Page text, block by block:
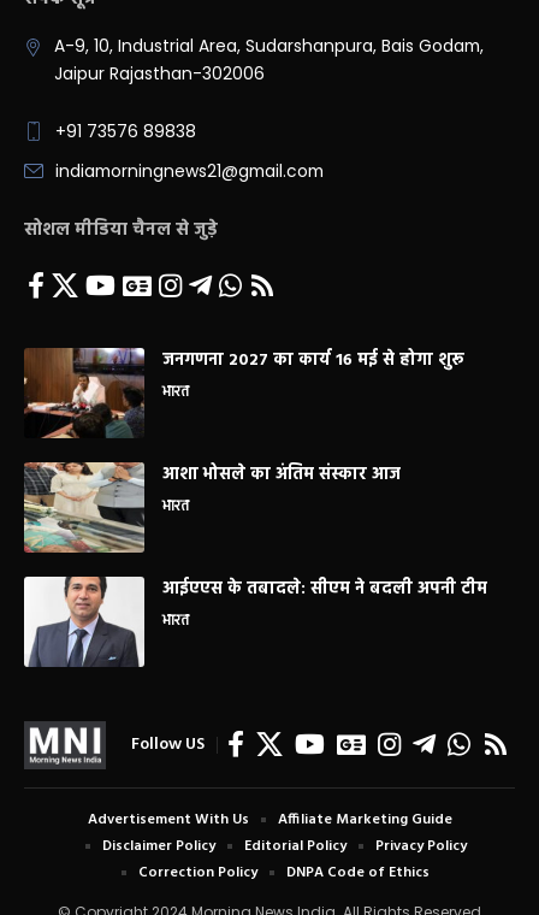
A-9, 10, Industrial Area, Sudarshanpura, Bais Godam,
Jaipur Rajasthan-302006
+91 73576 89838
indiamorningnews21@gmail.com
सोशल मीडिया चैनल से जुड़े
जनगणना 2027 का कार्य 16 मई से होगा शुरू
भारत
आशा भोसले का अंतिम संस्कार आज
भारत
आईएएस के तबादले: सीएम ने बदली अपनी टीम
भारत
Follow US
Advertisement With Us
Affiliate Marketing Guide
Disclaimer Policy
Editorial Policy
Privacy Policy
Correction Policy
DNPA Code of Ethics